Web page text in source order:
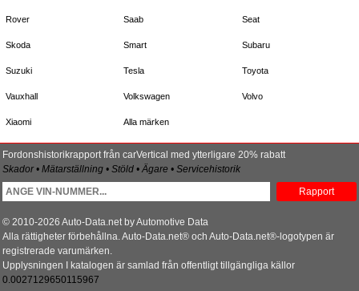
Rover Saab Seat
Skoda Smart Subaru
Suzuki Tesla Toyota
Vauxhall Volkswagen Volvo
Xiaomi Alla märken
Fordonshistorikrapport från carVertical med ytterligare 20% rabatt
Skador • Mätarställning • Stöld • Ägare • Servicehistorik
Rapport
© 2010-2026 Auto-Data.net by Automotive Data
Alla rättigheter förbehållna. Auto-Data.net® och Auto-Data.net®-logotypen är
registrerade varumärken.
Upplysningen I katalogen är samlad från offentligt tillgängliga källor
0.0027129650115967